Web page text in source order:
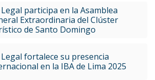
Legal participa en la Asamblea
Extraordinaria del Clúster
de Santo Domingo
Legal fortalece su presencia
en la IBA de Lima 2025